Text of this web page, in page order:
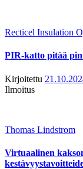
Recticel Insulation
PIR-katto pitää
Kirjoitettu
Ilmoitus
Thomas Lindstrom
Virtuaalinen